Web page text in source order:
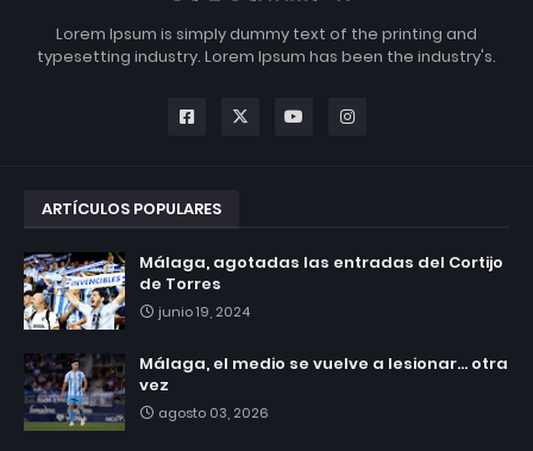
Lorem Ipsum is simply dummy text of the printing and
typesetting industry. Lorem Ipsum has been the industry's.
ARTÍCULOS POPULARES
Málaga, agotadas las entradas del Cortijo
de Torres
junio 19, 2024
Málaga, el medio se vuelve a lesionar... otra
vez
agosto 03, 2026